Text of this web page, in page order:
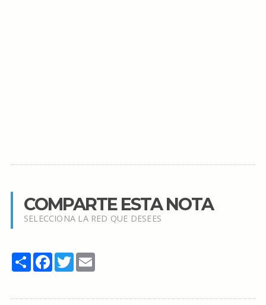
COMPARTE ESTA NOTA
SELECCIONA LA RED QUE DESEES
Share Facebook
TwitterEmail